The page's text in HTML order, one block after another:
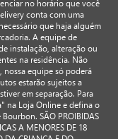
no horário que você
conta com uma
que haja alguém
A equipe de
instalação, alteração ou
na residência. Não
nossa equipe só poderá
estarão sujeitos a
em separação. Para
na Loja Online e defina o
SÃO PROIBIDAS
A MENORES DE 18